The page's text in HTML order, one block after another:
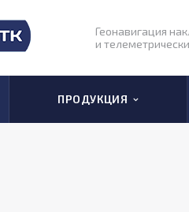
Геонавигация
и
ПРОДУКЦИЯ